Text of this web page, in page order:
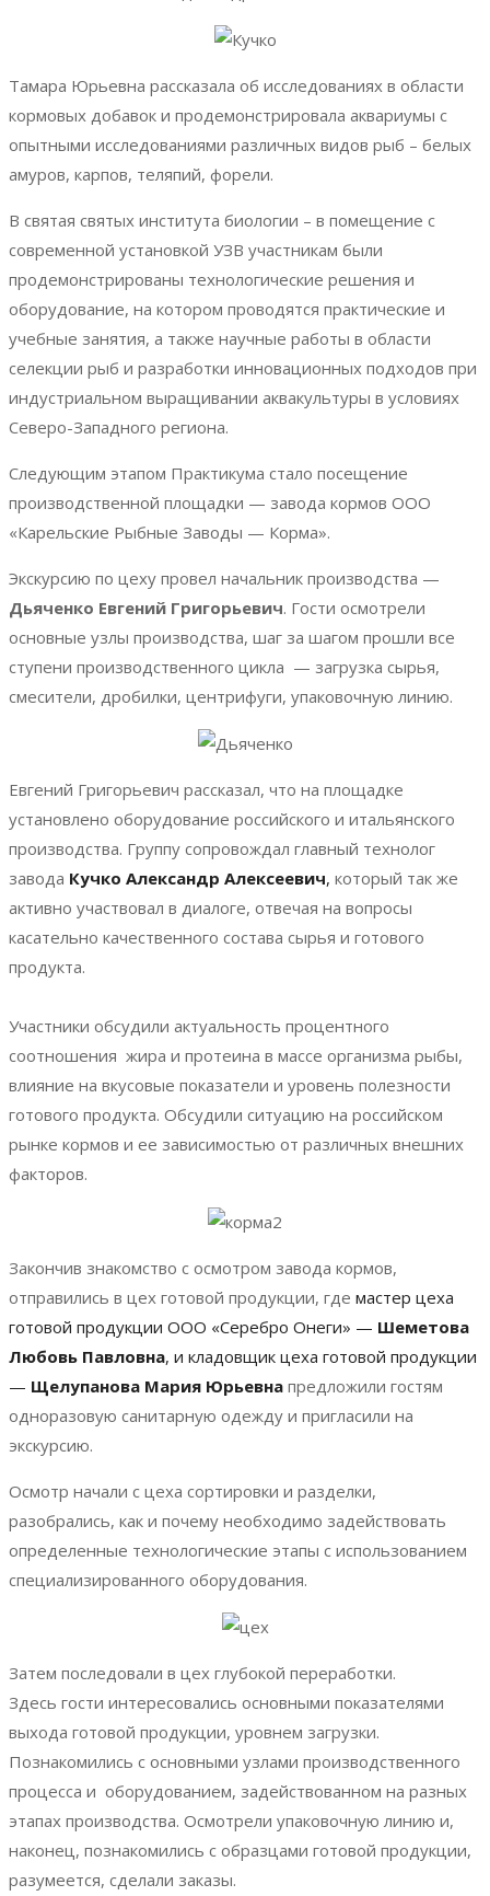
Тамара Юрьевна рассказала об исследованиях в области
кормовых добавок и продемонстрировала аквариумы с
опытными исследованиями различных видов рыб – белых
амуров, карпов, теляпий, форели.
В святая святых института биологии – в помещение с
современной установкой УЗВ участникам были
продемонстрированы технологические решения и
оборудование, на котором проводятся практические и
учебные занятия, а также научные работы в области
селекции рыб и разработки инновационных подходов при
индустриальном выращивании аквакультуры в условиях
Северо-Западного региона.
Следующим этапом Практикума стало посещение
производственной площадки — завода кормов ООО
«Карельские Рыбные Заводы — Корма».
Экскурсию по цеху провел начальник производства —
Дьяченко Евгений Григорьевич. Гости осмотрели
основные узлы производства, шаг за шагом прошли все
ступени производственного цикла — загрузка сырья,
смесители, дробилки, центрифуги, упаковочную линию.
Евгений Григорьевич рассказал, что на площадке
установлено оборудование российского и итальянского
производства. Группу сопровождал главный технолог
завода Кучко Александр Алексеевич, который так же
активно участвовал в диалоге, отвечая на вопросы
касательно качественного состава сырья и готового
продукта.
Участники обсудили актуальность процентного
соотношения жира и протеина в массе организма рыбы,
влияние на вкусовые показатели и уровень полезности
готового продукта. Обсудили ситуацию на российском
рынке кормов и ее зависимостью от различных внешних
факторов.
Закончив знакомство с осмотром завода кормов,
отправились в цех готовой продукции, где мастер цеха
готовой продукции ООО «Серебро Онеги» — Шеметова
Любовь Павловна, и кладовщик цеха готовой продукции
— Щелупанова Мария Юрьевна предложили гостям
одноразовую санитарную одежду и пригласили на
экскурсию.
Осмотр начали с цеха сортировки и разделки,
разобрались, как и почему необходимо задействовать
определенные технологические этапы с использованием
специализированного оборудования.
Затем последовали в цех глубокой переработки.
Здесь гости интересовались основными показателями
выхода готовой продукции, уровнем загрузки.
Познакомились с основными узлами производственного
процесса и оборудованием, задействованном на разных
этапах производства. Осмотрели упаковочную линию и,
наконец, познакомились с образцами готовой продукции,
разумеется, сделали заказы.